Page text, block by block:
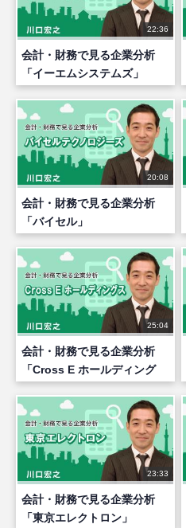
22:36
会計・財務で見る企業分析
「イーエムシステムズ」
20:08
会計・財務で見る企業分析
「バイセル」
25:04
会計・財務で見る企業分析
「Cross E ホールディング
ス」
23:33
会計・財務で見る企業分析
「東京エレクトロン」